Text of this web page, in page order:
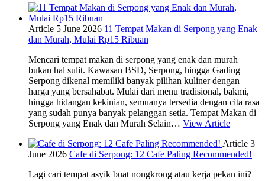
Article 5 June 2026 11 Tempat Makan di Serpong yang Enak
dan Murah, Mulai Rp15 Ribuan
Mencari tempat makan di serpong yang enak dan murah
bukan hal sulit. Kawasan BSD, Serpong, hingga Gading
Serpong dikenal memiliki banyak pilihan kuliner dengan
harga yang bersahabat. Mulai dari menu tradisional, bakmi,
hingga hidangan kekinian, semuanya tersedia dengan cita rasa
yang sudah punya banyak pelanggan setia. Tempat Makan di
Serpong yang Enak dan Murah Selain… View Article
Article 3
June 2026 Cafe di Serpong: 12 Cafe Paling Recommended!
Lagi cari tempat asyik buat nongkrong atau kerja pekan ini?